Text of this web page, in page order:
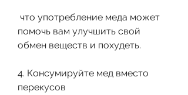
помочь вам улучшить свой
обмен веществ и похудеть.
4. Консумируйте мед вместо
перекусов